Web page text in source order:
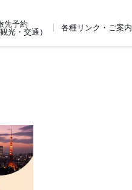
先予約
光・交通）
各種リンク・ご案内